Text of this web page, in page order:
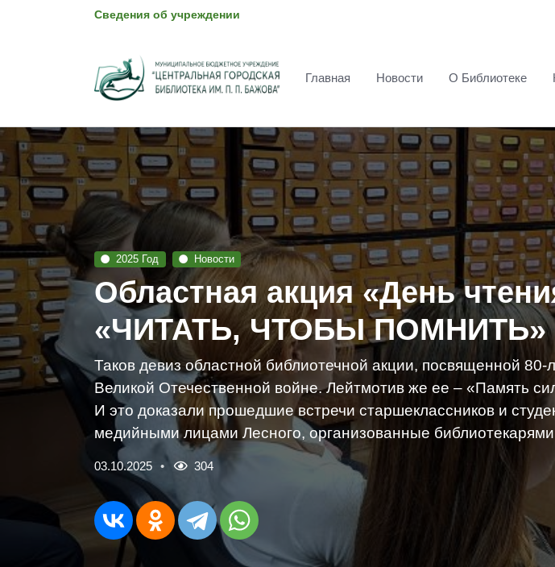
Сведения об учреждении
Главная Новости О Библиотеке
2025 Год Новости
Областная акция «День
«ЧИТАТЬ, ЧТОБЫ ПОМНИТЬ»
Таков девиз областной библиотечной акции, посвященной
Великой Отечественной войне. Лейтмотив же ее – «Память
И это доказали прошедшие встречи старшеклассников и
медийными лицами Лесного, организованные
03.10.2025 304